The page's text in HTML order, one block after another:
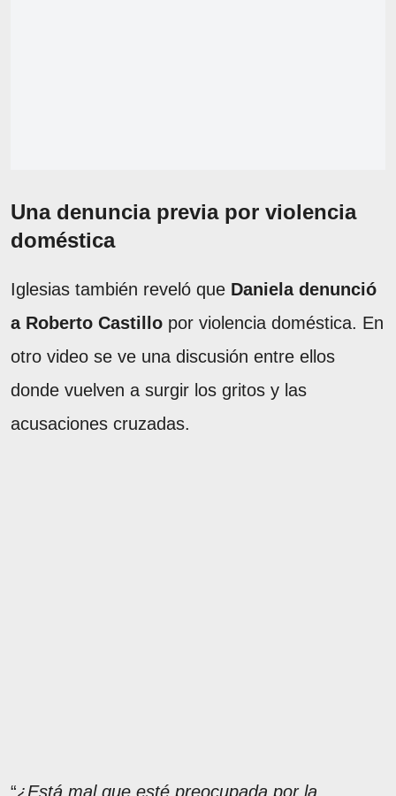
Una denuncia previa por violencia
doméstica
Iglesias también reveló que Daniela denunció
a Roberto Castillo por violencia doméstica. En
otro video se ve una discusión entre ellos
donde vuelven a surgir los gritos y las
acusaciones cruzadas.
“¿Está mal que esté preocupada por la